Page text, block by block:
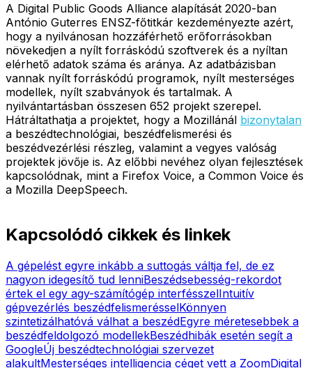
A Digital Public Goods Alliance alapítását 2020-ban
António Guterres ENSZ-főtitkár kezdeményezte azért,
hogy a nyilvánosan hozzáférhető erőforrásokban
növekedjen a nyílt forráskódú szoftverek és a nyíltan
elérhető adatok száma és aránya. Az adatbázisban
vannak nyílt forráskódú programok, nyílt mesterséges
modellek, nyílt szabványok és tartalmak. A
nyilvántartásban összesen 652 projekt szerepel.
Hátráltathatja a projektet, hogy a Mozillánál bizonytalan
a beszédtechnológiai, beszédfelismerési és
beszédvezérlési részleg, valamint a vegyes valóság
projektek jövője is. Az előbbi nevéhez olyan fejlesztések
kapcsolódnak, mint a Firefox Voice, a Common Voice és
a Mozilla DeepSpeech.
Kapcsolódó cikkek és linkek
A gépelést egyre inkább a suttogás váltja fel, de ez
nagyon idegesítő tud lenniBeszédsebesség-rekordot
értek el egy agy-számítógép interfésszelIntuitív
gépvezérlés beszédfelismerésselKönnyen
szintetizálhatóvá válhat a beszédEgyre méretesebbek a
beszédfeldolgozó modellekBeszédhibák esetén segít a
GoogleÚj beszédtechnológiai szervezet
alakultMesterséges intelligencia céget vett a ZoomDigital